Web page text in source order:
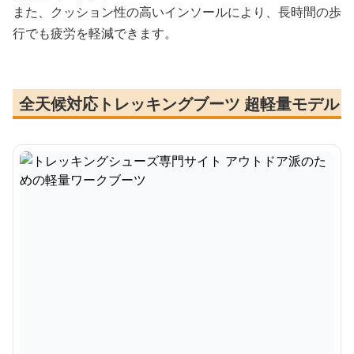
また、クッション性の高いインソールにより、長時間の歩
行でも疲労を軽減できます。
全天候対応トレッキングブーツ 超軽量モデル